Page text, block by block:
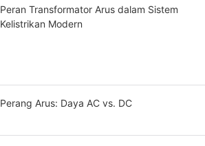
Peran Transformator Arus dalam Sistem
Kelistrikan Modern
Perang Arus: Daya AC vs. DC